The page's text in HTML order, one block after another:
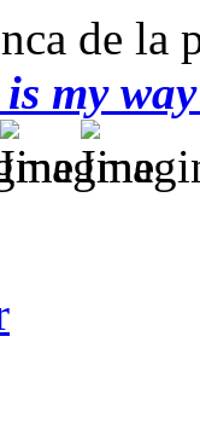
de
my